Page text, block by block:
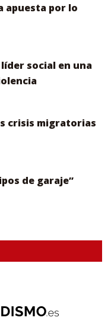
apuesta por lo
social en una
crisis migratorias
de garaje”